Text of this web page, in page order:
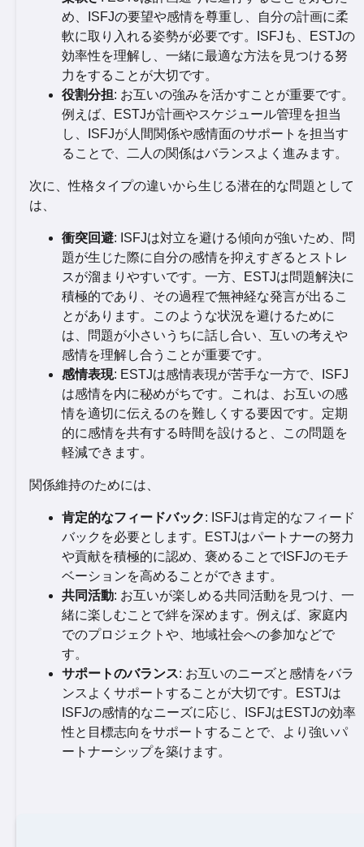
め、ISFJの要望や感情を尊重し、自分の計画に柔
軟に取り入れる姿勢が必要です。ISFJも、ESTJの
効率性を理解し、一緒に最適な方法を見つける努
力をすることが大切です。
役割分担: お互いの強みを活かすことが重要です。
例えば、ESTJが計画やスケジュール管理を担当
し、ISFJが人間関係や感情面のサポートを担当す
ることで、二人の関係はバランスよく進みます。
次に、性格タイプの違いから生じる潜在的な問題として
は、
衝突回避: ISFJは対立を避ける傾向が強いため、問
題が生じた際に自分の感情を抑えすぎるとストレ
スが溜まりやすいです。一方、ESTJは問題解決に
積極的であり、その過程で無神経な発言が出るこ
とがあります。このような状況を避けるために
は、問題が小さいうちに話し合い、互いの考えや
感情を理解し合うことが重要です。
感情表現: ESTJは感情表現が苦手な一方で、ISFJ
は感情を内に秘めがちです。これは、お互いの感
情を適切に伝えるのを難しくする要因です。定期
的に感情を共有する時間を設けると、この問題を
軽減できます。
関係維持のためには、
肯定的なフィードバック: ISFJは肯定的なフィード
バックを必要とします。ESTJはパートナーの努力
や貢献を積極的に認め、褒めることでISFJのモチ
ベーションを高めることができます。
共同活動: お互いが楽しめる共同活動を見つけ、一
緒に楽しむことで絆を深めます。例えば、家庭内
でのプロジェクトや、地域社会への参加などで
す。
サポートのバランス: お互いのニーズと感情をバラ
ンスよくサポートすることが大切です。ESTJは
ISFJの感情的なニーズに応じ、ISFJはESTJの効率
性と目標志向をサポートすることで、より強いパ
ートナーシップを築けます。